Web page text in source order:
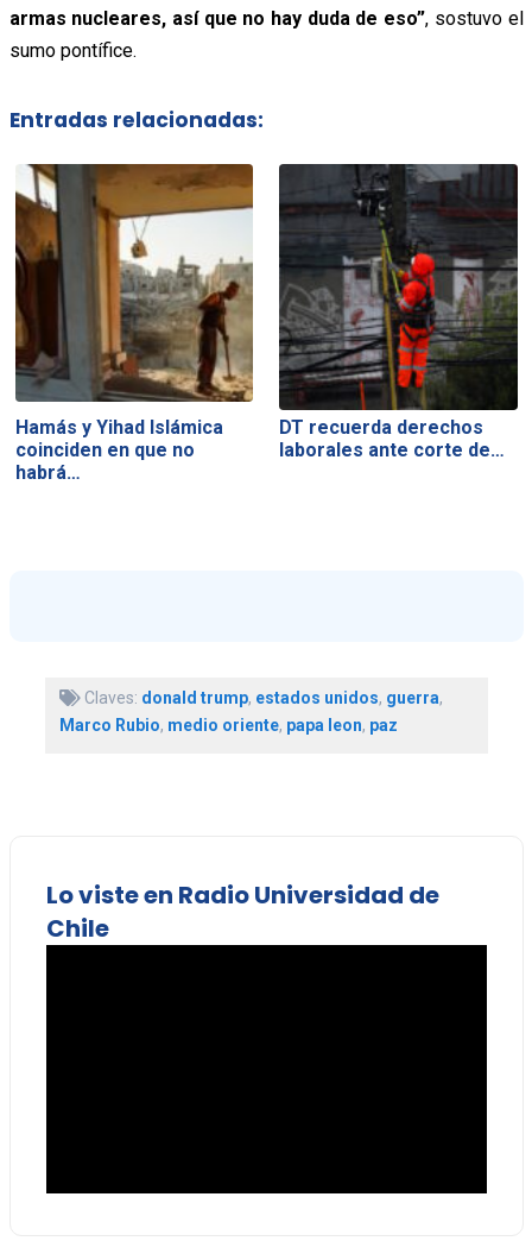
armas nucleares, así que no hay duda de eso”, sostuvo el
sumo pontífice.
Entradas relacionadas:
Hamás y Yihad Islámica
coinciden en que no
habrá…
DT recuerda derechos
laborales ante corte de…
Claves: donald trump, estados unidos, guerra,
Marco Rubio, medio oriente, papa leon, paz
Lo viste en Radio Universidad de
Chile